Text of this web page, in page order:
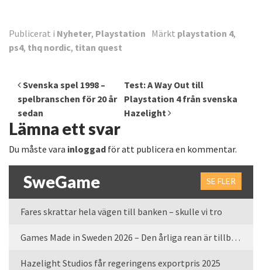
Publicerat i Nyheter, Playstation Märkt playstation 4,
ps4, thq nordic, titan quest
Inläggsnavigering
Svenska spel 1998 –
spelbranschen för 20 år
sedan
Test: A Way Out till
Playstation 4 från svenska
Hazelight
Lämna ett svar
Du måste vara inloggad för att publicera en kommentar.
SweGame SE FLER
Fares skrattar hela vägen till banken – skulle vi tro
Games Made in Sweden 2026 – Den årliga rean är tillbaka
Hazelight Studios får regeringens exportpris 2025